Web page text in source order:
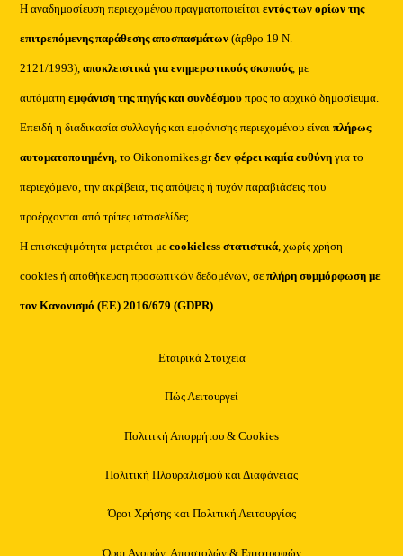
Η αναδημοσίευση περιεχομένου πραγματοποιείταιεντός των ορίων της
επιτρεπόμενης παράθεσης αποσπασμάτων (άρθρο 19 Ν.
2121/1993), αποκλειστικά για ενημερωτικούς σκοπούς, με
αυτόματηεμφάνιση της πηγής και συνδέσμου προς το αρχικό δημοσίευμα.
Επειδή η διαδικασία συλλογής και εμφάνισης περιεχομένου είναιπλήρως
αυτοματοποιημένη, το Oikonomikes.grδεν φέρει καμία ευθύνη για το
περιεχόμενο, την ακρίβεια, τις απόψεις ή τυχόν παραβιάσεις που
προέρχονται από τρίτες ιστοσελίδες.
Η επισκεψιμότητα μετριέται μεcookieless στατιστικά, χωρίς χρήση
cookies ή αποθήκευση προσωπικών δεδομένων, σεπλήρη συμμόρφωση με
τον Κανονισμό (ΕΕ) 2016/679 (GDPR).
Εταιρικά Στοιχεία
Πώς Λειτουργεί
Πολιτική Απορρήτου & Cookies
Πολιτική Πλουραλισμού και Διαφάνειας
Όροι Χρήσης και Πολιτική Λειτουργίας
Όροι Αγορών, Αποστολών & Επιστροφών